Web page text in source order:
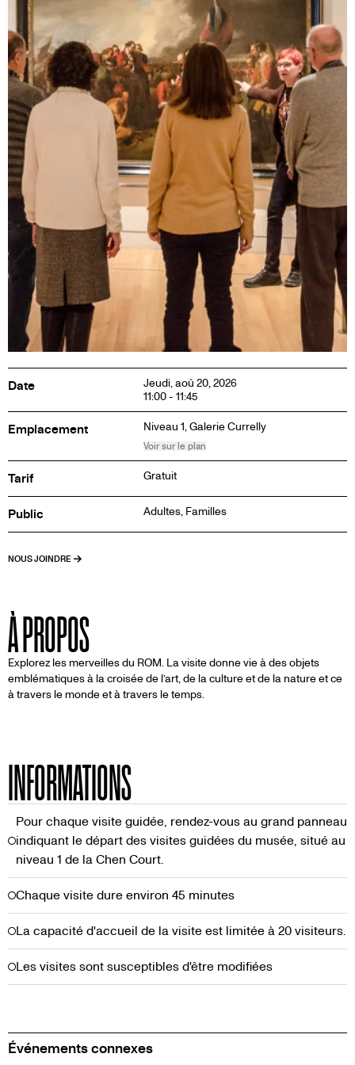
Date
Jeudi, aoû 20, 2026
11:00 - 11:45
Emplacement Niveau 1,Galerie Currelly
Voir sur le plan
Tarif Gratuit
Public Adultes, Familles
NOUS JOINDRE
À PROPOS
Explorez les merveilles du ROM. La visite donne vie à des objets
emblématiques à la croisée de l’art, de la culture et de la nature et ce
à travers le monde et à travers le temps.
INFORMATIONS
Pour chaque visite guidée, rendez-vous au grand panneau
indiquant le départ des visites guidées du musée, situé au
niveau 1 de la Chen Court.
Chaque visite dure environ 45 minutes
La capacité d'accueil de la visite est limitée à 20 visiteurs.
Les visites sont susceptibles d'être modifiées
Événements connexes